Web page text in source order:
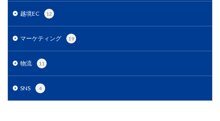
越境EC 12
マーケティング 19
物流 11
SNS 4